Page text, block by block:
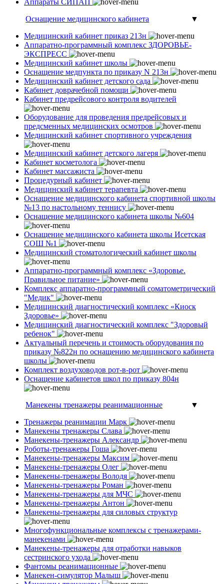
Оснащение медицинского кабинета
▼
Медицинский кабинет приказ 213н
Аппаратно-программный комплекс ЗДОРОВЬЕ-
ЭКСПРЕСС
Медицинский кабинет школы
Оснащение медпункта по приказу N 213н
Медицинский кабинет детского сада
Кабинет доврачебной помощи
Кабинет предрейсового контроля водителей
Оборудование для проведения предрейсовых и
предсменных медицинских осмотров
Медицинский кабинет спортивного учреждения
Медицинский кабинет детского лагеря
Кабинет косметолога
Кабинет массажиста
Процедурный кабинет
Медицинский кабинет терапевта
Оснащение медицинского кабинета спортивной школы
№13 по настольному теннису
Оснащение медицинского кабинета школы №604
Оснащение медицинского кабинета школы Исетская
СОШ №1
Медицинский стоматологический кабинет школы
Аппаратно-программный комплекс «Здоровье.
Правильное питание»
Комплекс аппаратно-программный соматометрический
"Медик"
Медицинский диагностический комплекс «Киоск
Здоровье»
Медицинский диагностический комплекс "Здоровый
ребенок"
Актуальный перечень и стоимость оборудования по
приказу №822н по оснащению медицинского кабинета
школы
Комплект воздуховодов рот-в-рот
Оснащение кабинетов школ по приказу 804н
Манекены тренажеры реанимационные
▼
Тренажеры реанимации Марк
Манекены тренажеры Слава
Манекены-тренажеры Александр
Роботы-тренажеры Гоша
Манекены-тренажеры Максим
Манекены-тренажеры Олег
Манекены-тренажеры Володя
Манекены-тренажеры Роман
Манекены-тренажеры для МЧС
Манекены-тренажеры Антон
Манекены-тренажеры для силовых структур
Многофункциональные комплексы с тренажерами-
манекенами
Манекены-тренажеры для отработки навыков
сестринского ухода
Фантомы реанимационные
Манекен-симулятор Малыш